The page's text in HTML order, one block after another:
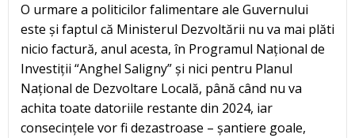
O urmare a politicilor falimentare ale Guvernului
este și faptul că Ministerul Dezvoltării nu va mai plăti
nicio factură, anul acesta, în Programul Național de
Investiții “Anghel Saligny” și nici pentru Planul
Național de Dezvoltare Locală, până când nu va
achita toate datoriile restante din 2024, iar
consecințele vor fi dezastroase – șantiere goale,